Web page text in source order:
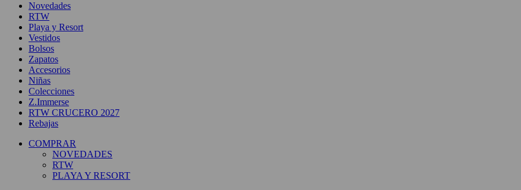
Novedades
RTW
Playa y Resort
Vestidos
Bolsos
Zapatos
Accesorios
Niñas
Colecciones
Z.Immerse
RTW CRUCERO 2027
Rebajas
COMPRAR
NOVEDADES
RTW
PLAYA Y RESORT